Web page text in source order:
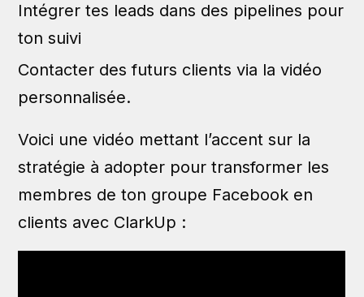
Intégrer tes leads dans des pipelines pour
ton suivi
Contacter des futurs clients via la vidéo
personnalisée.
Voici une vidéo mettant l’accent sur la
stratégie à adopter pour transformer les
membres de ton groupe Facebook en
clients avec ClarkUp :